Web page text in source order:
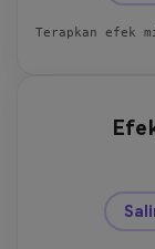
Terapkan efek